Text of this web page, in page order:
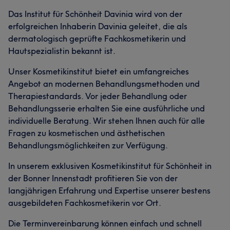
Was unsere Kunden über Davinia sagen
Kompetent 24 Professionell 19 Erfahren 13
Freundlich 10
Das Institut für Schönheit Davinia wird von der
erfolgreichen Inhaberin Davinia geleitet, die als
dermatologisch geprüfte Fachkosmetikerin und
Hautspezialistin bekannt ist.
Unser Kosmetikinstitut bietet ein umfangreiches
Angebot an modernen Behandlungsmethoden und
Therapiestandards. Vor jeder Behandlung oder
Behandlungsserie erhalten Sie eine ausführliche und
individuelle Beratung. Wir stehen Ihnen auch für alle
Fragen zu kosmetischen und ästhetischen
Behandlungsmöglichkeiten zur Verfügung.
In unserem exklusiven Kosmetikinstitut für Schönheit in
der Bonner Innenstadt profitieren Sie von der
langjährigen Erfahrung und Expertise unserer bestens
ausgebildeten Fachkosmetikerin vor Ort.
Die Terminvereinbarung können einfach und schnell